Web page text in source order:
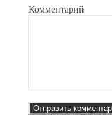
Комментарий